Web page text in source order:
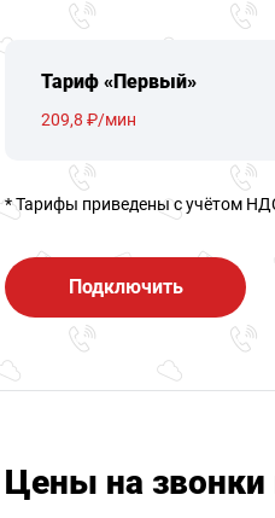
Тариф «Первый»
209,8 ₽/мин
* Тарифы приведены c учётом
Подключить
Цены на звонки